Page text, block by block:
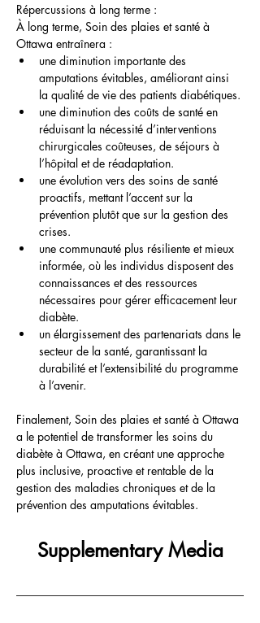
Répercussions à long terme :
À long terme, Soin des plaies et santé à
Ottawa entraînera :
une diminution importante des
amputations évitables, améliorant ainsi
la qualité de vie des patients diabétiques.
une diminution des coûts de santé en
réduisant la nécessité d’interventions
chirurgicales coûteuses, de séjours à
l’hôpital et de réadaptation.
une évolution vers des soins de santé
proactifs, mettant l’accent sur la
prévention plutôt que sur la gestion des
crises.
une communauté plus résiliente et mieux
informée, où les individus disposent des
connaissances et des ressources
nécessaires pour gérer efficacement leur
diabète.
un élargissement des partenariats dans le
secteur de la santé, garantissant la
durabilité et l’extensibilité du programme
à l’avenir.
Finalement, Soin des plaies et santé à Ottawa
a le potentiel de transformer les soins du
diabète à Ottawa, en créant une approche
plus inclusive, proactive et rentable de la
gestion des maladies chroniques et de la
prévention des amputations évitables.
Supplementary Media